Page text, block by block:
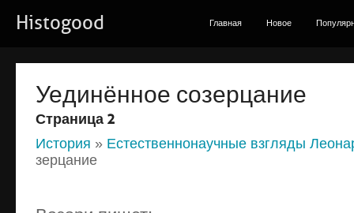
Histogood Главная Новое
Уе­ди­нён­ное со­зер­ца­ние
Страница 2
История » Естественнонаучные взгляды
зер­ца­ние